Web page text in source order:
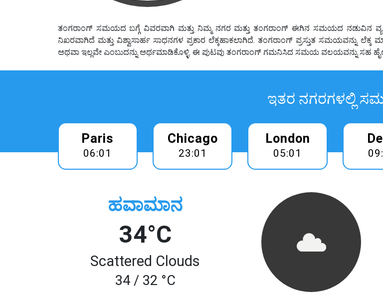
ತಂಗರಾಂಗ್ ಸಮಯದ ಬಗ್ಗೆ ವಿವರವಾಗಿ ಮತ್ತು ನಿಮ್ಮ ನಗರ ಮತ್ತು ತಂಗರಾಂಗ್ ಈಗಿನ ಸಮಯದ ನಡುವಿನ
ನಿಖರವಾಗಿದೆ ಮತ್ತು ವಿಶ್ವಾಸಾರ್ಹ ಸಾಧನಗಳ ಪ್ರಕಾರ ಲೆಕ್ಕಹಾಕಲಾಗಿದೆ. ತಂಗರಾಂಗ್ ಪ್ರಸ್ತುತ ಸಮಯವನ್ನು
ಅಥವಾ ಇಲ್ಲವೇ ಎಂಬುದನ್ನು ಅರ್ಥಮಾಡಿಕೊಳ್ಳಿ. ಈ ಪುಟವು ತಂಗರಾಂಗ್ ಗಮನಿಸಿದ ಸಮಯ ವಲಯವನ್ನು ಸಹ
ಇತರ ನಗರಗಳಲ್ಲಿ
Paris
06:01
Chicago
23:01
London
05:01
ಹವಾಮಾನ
34°C
Scattered Clouds
34 / 32 °C